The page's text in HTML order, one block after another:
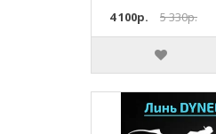
4 100р.
5 330р.